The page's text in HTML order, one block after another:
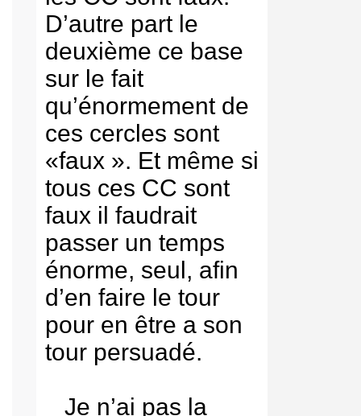
D’autre part le
deuxième ce base
sur le fait
qu’énormement de
ces cercles sont
«faux ». Et même si
tous ces CC sont
faux il faudrait
passer un temps
énorme, seul, afin
d’en faire le tour
pour en être a son
tour persuadé.
Je n’ai pas la